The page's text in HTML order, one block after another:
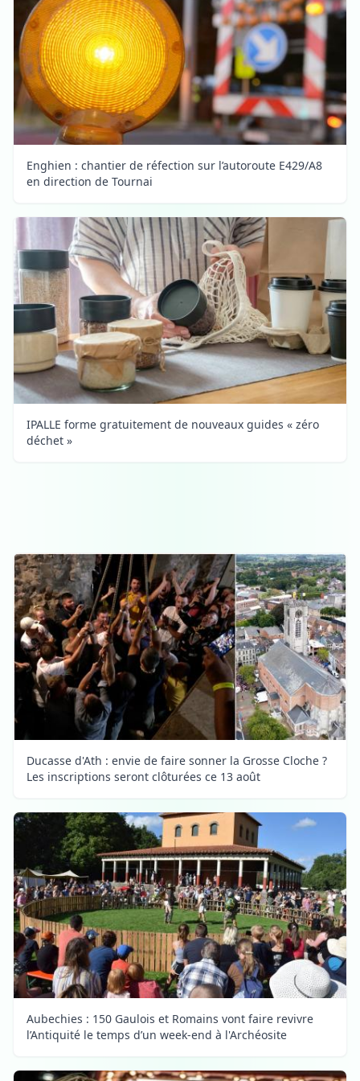
Enghien : chantier de réfection sur l’autoroute E429/A8
en direction de Tournai
IPALLE forme gratuitement de nouveaux guides « zéro
déchet »
Ducasse d'Ath : envie de faire sonner la Grosse Cloche ?
Les inscriptions seront clôturées ce 13 août
Aubechies : 150 Gaulois et Romains vont faire revivre
l’Antiquité le temps d’un week-end à l'Archéosite